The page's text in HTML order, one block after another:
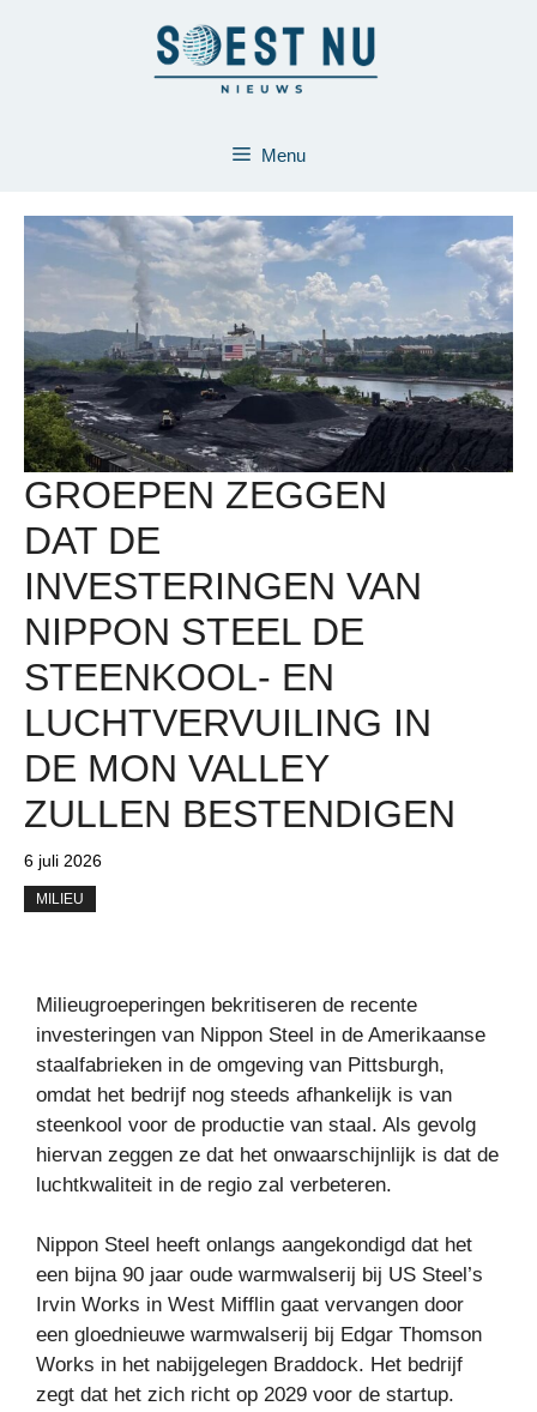
Menu
GROEPEN ZEGGEN
DAT DE
INVESTERINGEN VAN
NIPPON STEEL DE
STEENKOOL- EN
LUCHTVERVUILING IN
DE MON VALLEY
ZULLEN BESTENDIGEN
6 juli 2026
MILIEU
Milieugroeperingen bekritiseren de recente
investeringen van Nippon Steel in de Amerikaanse
staalfabrieken in de omgeving van Pittsburgh,
omdat het bedrijf nog steeds afhankelijk is van
steenkool voor de productie van staal. Als gevolg
hiervan zeggen ze dat het onwaarschijnlijk is dat de
luchtkwaliteit in de regio zal verbeteren.
Nippon Steel heeft onlangs aangekondigd dat het
een bijna 90 jaar oude warmwalserij bij US Steel’s
Irvin Works in West Mifflin gaat vervangen door
een gloednieuwe warmwalserij bij Edgar Thomson
Works in het nabijgelegen Braddock. Het bedrijf
zegt dat het zich richt op 2029 voor de startup.